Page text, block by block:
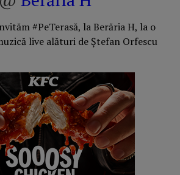
#PeTerasă, la Berăria H, la o
live alături de Ștefan Orfescu